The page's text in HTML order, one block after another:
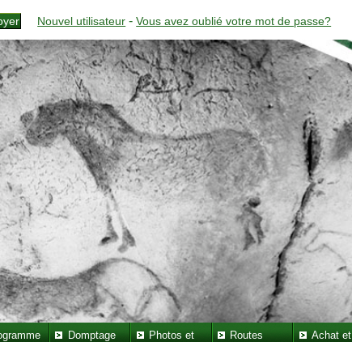
Nouvel utilisateur -Vous avez oublié votre mot de passe?
Domptage
Photos et
Routes
Achat et